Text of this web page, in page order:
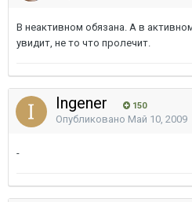
В неактивном обязана. А в
увидит, не то что пролечит.
Ingener 150
Опубликовано Май 10, 2009
-